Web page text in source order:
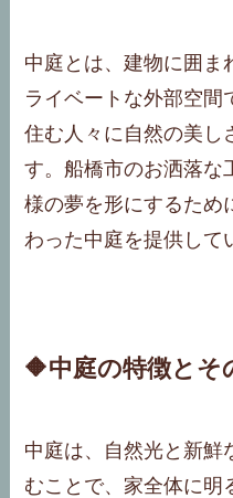
中庭とは、建物に囲ま
ライベートな外部空間
住む人々に自然の美し
す。船橋市のお洒落な
様の夢を形にするため
わった中庭を提供して
🔶中庭の特徴とそ
中庭は、自然光と新鮮
むことで、家全体に明